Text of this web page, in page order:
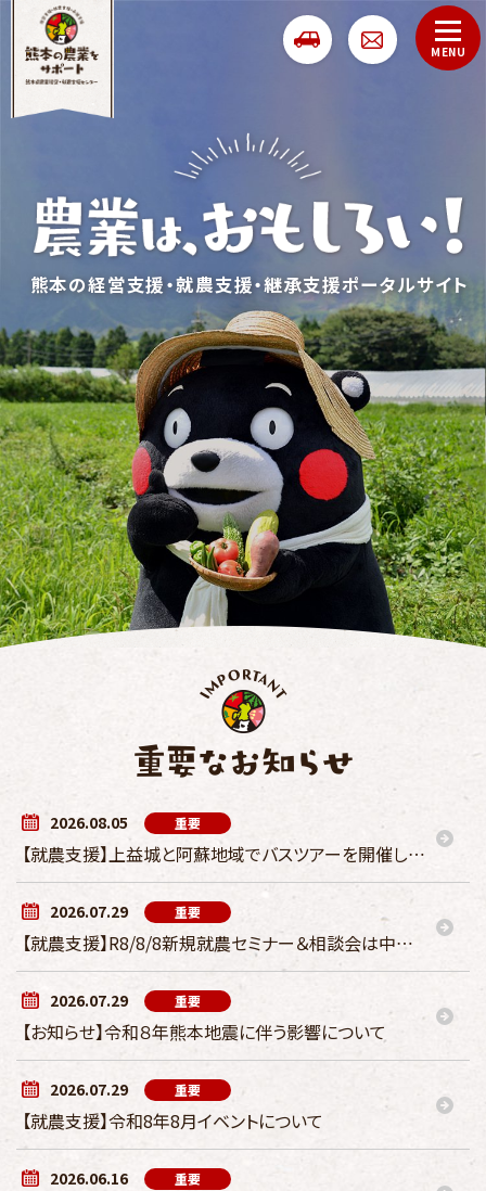
熊本の経営支援・就農支援・継承支援ポータルサイト
2026.08.05 重要
【就農支援】上益城と阿蘇地域でバスツアーを開催します！
2026.07.29 重要
【就農支援】R8/8/8新規就農セミナー＆相談会は中止になりました
2026.07.29 重要
【お知らせ】令和８年熊本地震に伴う影響について
2026.07.29 重要
【就農支援】令和8年8月イベントについて
2026.06.16 重要